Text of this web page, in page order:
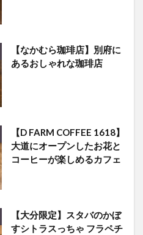
【なかむら珈琲店】別府に
あるおしゃれな珈琲店
【D FARM COFFEE 1618】
大道にオープンしたお花と
コーヒーが楽しめるカフェ
【大分限定】スタバのかぼ
すシトラスっちゃ フラペチ